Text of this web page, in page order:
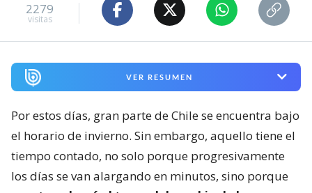
2279
visitas
VER RESUMEN
Por estos días, gran parte de Chile se encuentra bajo
el horario de invierno. Sin embargo, aquello tiene el
tiempo contado, no solo porque progresivamente
los días se van alargando en minutos, sino porque